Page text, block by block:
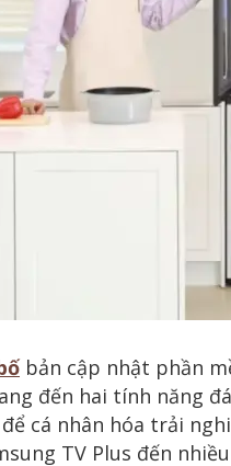
bản cập nhật phần
đến hai tính năng
cá nhân hóa trải
TV Plus đến